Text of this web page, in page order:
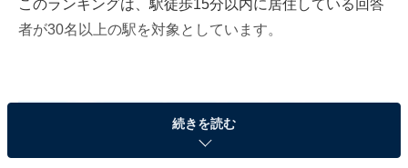
このランキングは、駅徒歩15分以内に居住している回答
者が30名以上の駅を対象としています。
続きを読む